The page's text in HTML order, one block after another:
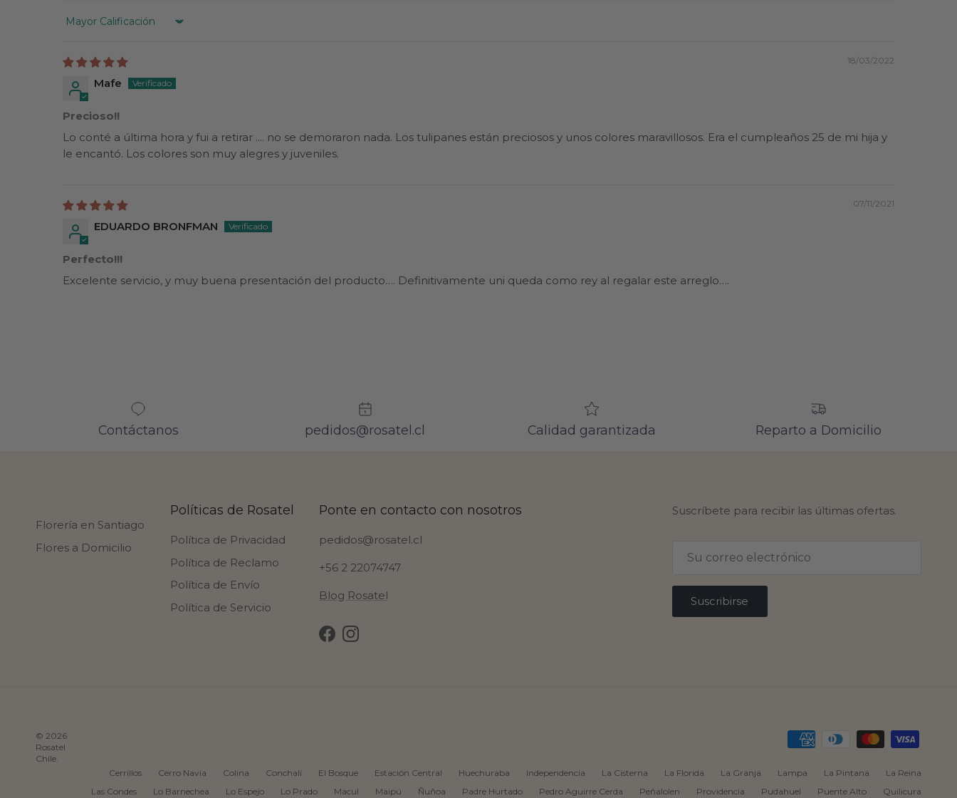
Sort by
18/03/2022
Mafe
Precioso!!
Lo conté a última hora y fui a retirar .... no se demoraron nada. Los tulipanes están preciosos y unos colores maravillosos. Era el cumpleaños 25 de mi hija y
le encantó. Los colores son muy alegres y juveniles.
07/11/2021
EDUARDO BRONFMAN
Perfecto!!!
Excelente servicio, y muy buena presentación del producto…. Definitivamente uni queda como rey al regalar este arreglo….
Contáctanos pedidos@rosatel.cl Calidad garantizada Reparto a Domicilio
Florería en Santiago
Flores a Domicilio
Políticas de Rosatel
Política de Privacidad
Política de Reclamo
Política de Envío
Política de Servicio
Ponte en contacto con nosotros
pedidos@rosatel.cl
+56 2 22074747
Blog Rosatel
Facebook
Instagram
Suscríbete para recibir las últimas ofertas.
Suscribirse
Cerrillos Cerro Navia Colina Conchalí El Bosque Estación Central Huechuraba Independencia La Cisterna La Florida La Granja Lampa La Pintana
La Reina
Las Condes
Lo Barnechea Lo Espejo Lo Prado Macul Maipú Ñuñoa Padre Hurtado Pedro Aguirre Cerda Peñalolen Providencia Pudahuel Puente Alto Quilicura
© 2026
Rosatel
Chile.